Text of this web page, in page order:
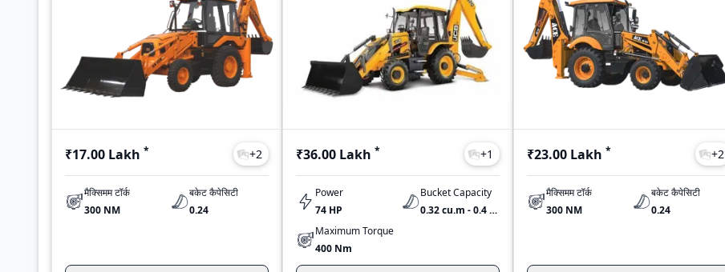
₹17.00 Lakh * +2
मैक्सिमम टॉर्क
300 NM
बकेट कैपेसिटी
0.24
₹36.00 Lakh * +1
Power
74 HP
Bucket Capacity
0.32 cu.m - 0.4 cu.m
Maximum Torque
400 Nm
₹23.00 Lakh * +2
मैक्सिमम टॉर्क
300 NM
बकेट कैपेसिटी
0.24